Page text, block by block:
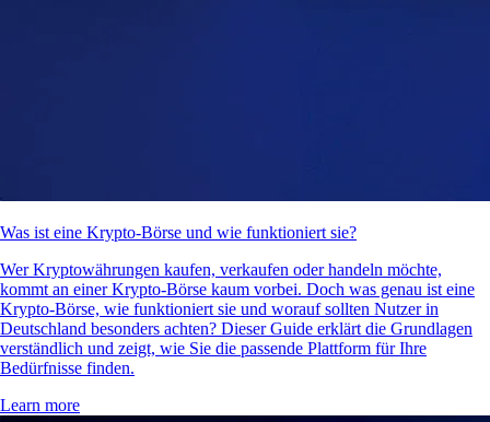
Was ist eine Krypto-Börse und wie funktioniert sie?
Wer Kryptowährungen kaufen, verkaufen oder handeln möchte,
kommt an einer Krypto-Börse kaum vorbei. Doch was genau ist eine
Krypto-Börse, wie funktioniert sie und worauf sollten Nutzer in
Deutschland besonders achten? Dieser Guide erklärt die Grundlagen
verständlich und zeigt, wie Sie die passende Plattform für Ihre
Bedürfnisse finden.
Learn more